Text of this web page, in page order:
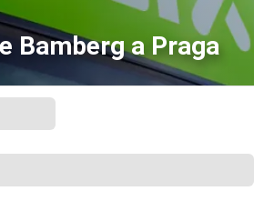
Bamberg a Praga